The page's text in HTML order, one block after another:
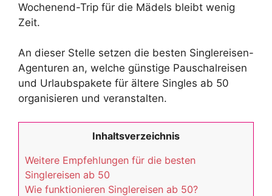
Wochenend-Trip für die Mädels bleibt wenig
Zeit.
An dieser Stelle setzen die besten Singlereisen-
Agenturen an, welche günstige Pauschalreisen
und Urlaubspakete für ältere Singles ab 50
organisieren und veranstalten.
Inhaltsverzeichnis
Weitere Empfehlungen für die besten
Singlereisen ab 50
Wie funktionieren Singlereisen ab 50?